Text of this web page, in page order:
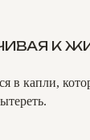
К
в капли,